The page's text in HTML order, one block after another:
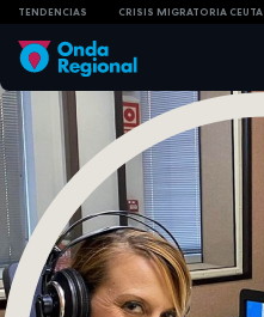
TENDENCIAS CRISIS MIGRATORIA CEUTA